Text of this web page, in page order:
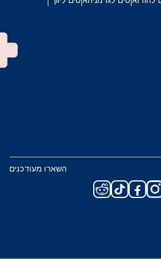
השארו מעודכנים